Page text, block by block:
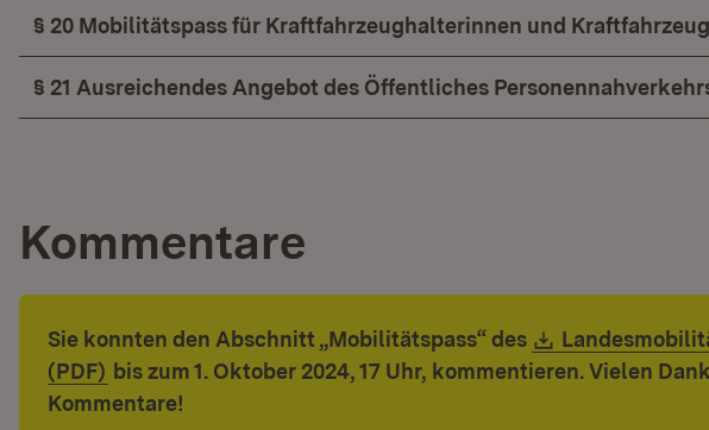
§ 20 Mobilitätspass für Kraftfahrzeughalterinnen und
§ 21 Ausreichendes Angebot des Öffentliches
Kommentare
Sie konnten den Abschnitt „Mobilitätspass“ des Download:
(PDF) (Öffnet in neuem Fenster)
bis zum 1. Oktober 2024, 17 Uhr, kommentieren. Vielen
Kommentare!